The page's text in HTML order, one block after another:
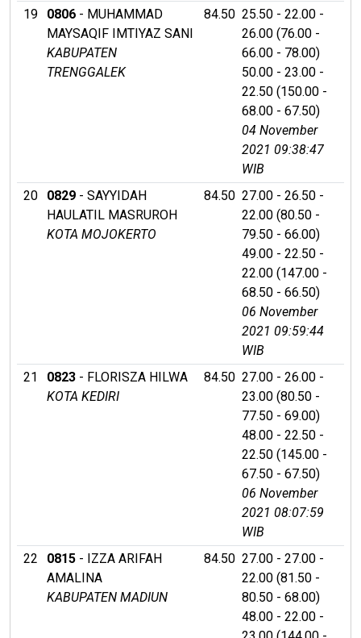
19
0806 - MUHAMMAD
MAYSAQIF IMTIYAZ SANI
KABUPATEN
TRENGGALEK
84.50 25.50 - 22.00 -
26.00 (76.00 -
66.00 - 78.00)
50.00 - 23.00 -
22.50 (150.00 -
68.00 - 67.50)
04 November
2021 09:38:47
WIB
20
0829 - SAYYIDAH
HAULATIL MASRUROH
KOTA MOJOKERTO
84.50 27.00 - 26.50 -
22.00 (80.50 -
79.50 - 66.00)
49.00 - 22.50 -
22.00 (147.00 -
68.50 - 66.50)
06 November
2021 09:59:44
WIB
21
0823 - FLORISZA HILWA
KOTA KEDIRI
84.50 27.00 - 26.00 -
23.00 (80.50 -
77.50 - 69.00)
48.00 - 22.50 -
22.50 (145.00 -
67.50 - 67.50)
06 November
2021 08:07:59
WIB
22
0815 - IZZA ARIFAH
AMALINA
KABUPATEN MADIUN
84.50 27.00 - 27.00 -
22.00 (81.50 -
80.50 - 68.00)
48.00 - 22.00 -